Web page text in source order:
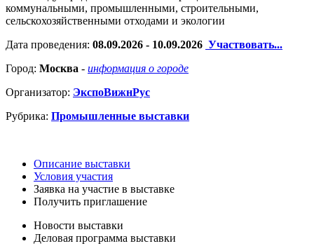
коммунальными, промышленными, строительными,
сельскохозяйственными отходами и экологии
Дата проведения: 08.09.2026 - 10.09.2026 Участвовать...
Город: Москва - информация о городе
Организатор: ЭкспоВижнРус
Рубрика: Промышленные выставки
Описание выставки
Условия участия
Заявка на участие в выставке
Получить приглашение
Новости выставки
Деловая программа выставки